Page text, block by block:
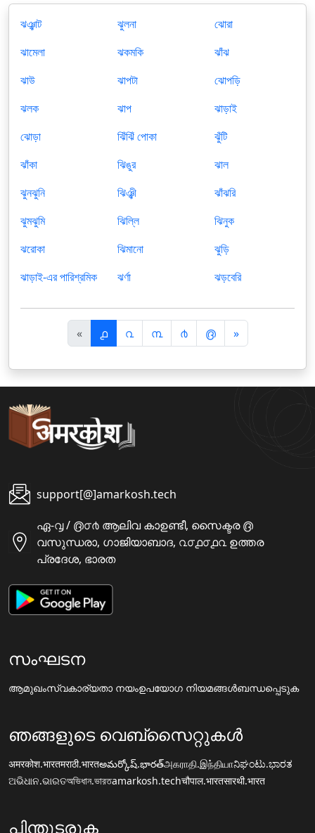
ঝঞ্ঝাট
ঝামেলা
ঝাউ
ঝলক
ঝোড়া
ঝাঁকা
ঝুনঝুনি
ঝুমঝুমি
ঝরোকা
ঝাড়াই-এর পারিশ্রমিক
ঝুলনা
ঝকমকি
ঝাপটা
ঝাপ
ঝিঁঝিঁ পোকা
ঝিঙুর
ঝিঞ্ঝী
ঝিল্লি
ঝিমানো
ঝর্ণা
ঝোরা
ঝাঁঝ
ঝোপড়ি
ঝাড়াই
ঝুঁটি
ঝাল
ঝাঁঝরি
ঝিনুক
ঝুড়ি
ঝড়বেরি
«पि
छ
ला
൧ ൨ ൩ ൪ ൫ »अ
ग
ला
support[@]amarkosh.tech
ഏ-൮ / ൫൦൪ ആലിവ കാഉണ്ടീ, സൈക്ടര ൫
വസുന്ധരാ, ഗാജിയാബാദ, ൨൦൧൦൧൨ ഉത്തര
പ്രദേശ, ഭാരത
സംഘടന
ആമുഖംസ്വകാര്യതാ നയംഉപയോഗ നിയമങ്ങൾബന്ധപ്പെടുക
ഞങ്ങളുടെ വെബ്സൈറ്റുകൾ
अमरकोश.भारतमराठी.भारतఅమర్కోష్.భారత్அகராதி.இந்தியாನಿಘಂಟು.ಭಾರತ
ଅଭିଧାନ.ଭାରତঅভিধান.ভারতamarkosh.techचौपाल.भारतसारथी.भारत
പിന്തുടരുക